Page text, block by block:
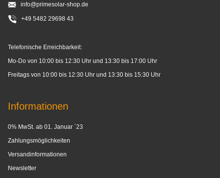
info@primesolar-shop.de
+49 5482 29698 43
Telefonische Erreichbarkeit:
Mo-Do von 10:00 bis 12:30 Uhr und 13:30 bis 17:00 Uhr
Freitags von 10:00 bis 12:30 Uhr und 13:30 bis 15:30 Uhr
Informationen
0% MwSt. ab 01. Januar ´23
Zahlungsmöglichkeiten
Versandinformationen
Newsletter